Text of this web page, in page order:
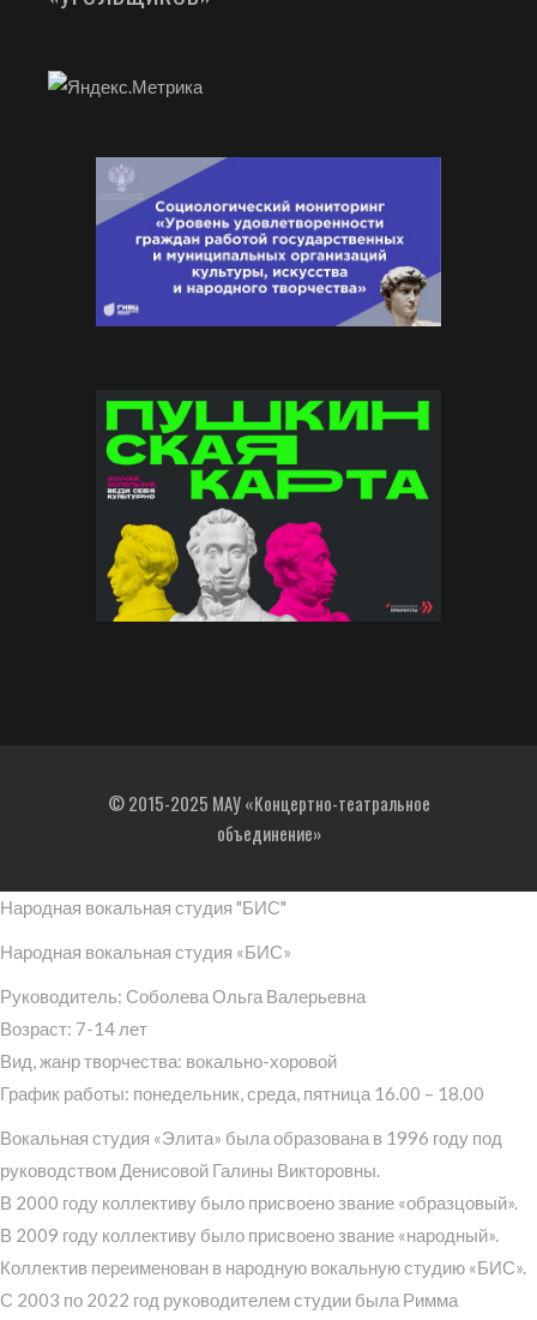
© 2015-2025 МАУ «Концертно-театральное
объединение»
Народная вокальная студия "БИС"
Народная вокальная студия «БИС»
Руководитель: Соболева Ольга Валерьевна
Возраст: 7-14 лет
Вид, жанр творчества: вокально-хоровой
График работы: понедельник, среда, пятница 16.00 – 18.00
Вокальная студия «Элита» была образована в 1996 году под
руководством Денисовой Галины Викторовны.
В 2000 году коллективу было присвоено звание «образцовый».
В 2009 году коллективу было присвоено звание «народный».
Коллектив переименован в народную вокальную студию «БИС».
С 2003 по 2022 год руководителем студии была Римма